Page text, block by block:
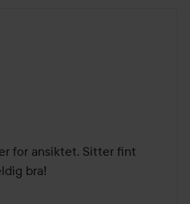
for ansiktet. Sitter fint
bra!